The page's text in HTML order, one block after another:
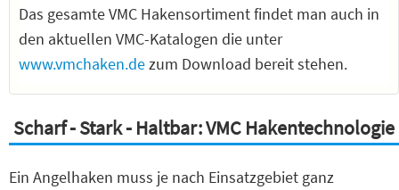
Das gesamte VMC Hakensortiment findet man auch in
den aktuellen VMC-Katalogen die unter
www.vmchaken.dezum Download bereit stehen.
Scharf - Stark - Haltbar: VMC Hakentechnologie
Ein Angelhaken muss je nach Einsatzgebiet ganz